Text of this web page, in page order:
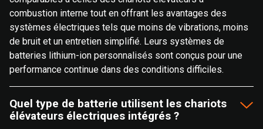
combustion interne tout en offrant les avantages des
systèmes électriques tels que moins de vibrations, moins
de bruit et un entretien simplifié. Leurs systèmes de
batteries lithium-ion personnalisés sont conçus pour une
performance continue dans des conditions difficiles.
Quel type de batterie utilisent les chariots
élévateurs électriques intégrés ?